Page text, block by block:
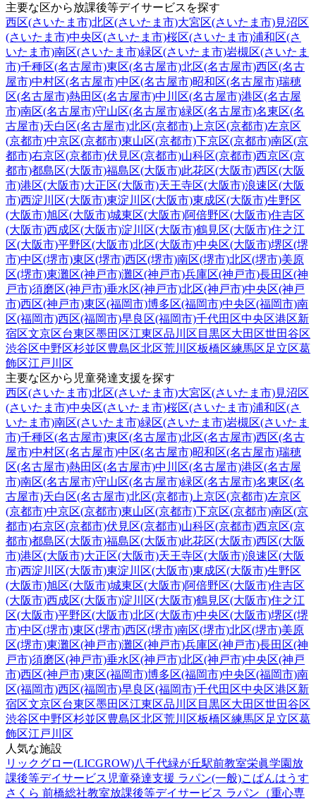
主要な区から放課後等デイサービスを探す
西区(さいたま市)北区(さいたま市)大宮区(さいたま市)見沼区
(さいたま市)中央区(さいたま市)桜区(さいたま市)浦和区(さ
いたま市)南区(さいたま市)緑区(さいたま市)岩槻区(さいたま
市)千種区(名古屋市)東区(名古屋市)北区(名古屋市)西区(名古
屋市)中村区(名古屋市)中区(名古屋市)昭和区(名古屋市)瑞穂
区(名古屋市)熱田区(名古屋市)中川区(名古屋市)港区(名古屋
市)南区(名古屋市)守山区(名古屋市)緑区(名古屋市)名東区(名
古屋市)天白区(名古屋市)北区(京都市) 上京区(京都市)左京区
(京都市)中京区(京都市)東山区(京都市)下京区(京都市)南区(京
都市)右京区(京都市)伏見区(京都市)山科区(京都市)西京区(京
都市)都島区(大阪市)福島区(大阪市)此花区(大阪市)西区(大阪
市)港区(大阪市)大正区(大阪市)天王寺区(大阪市)浪速区(大阪
市)西淀川区(大阪市)東淀川区(大阪市)東成区(大阪市)生野区
(大阪市)旭区(大阪市)城東区(大阪市)阿倍野区(大阪市)住吉区
(大阪市)西成区(大阪市)淀川区(大阪市)鶴見区(大阪市)住之江
区(大阪市)平野区(大阪市)北区(大阪市)中央区(大阪市)堺区(堺
市)中区(堺市)東区(堺市)西区(堺市)南区(堺市)北区(堺市)美原
区(堺市)東灘区(神戸市)灘区(神戸市)兵庫区(神戸市)長田区(神
戸市)須磨区(神戸市)垂水区(神戸市)北区(神戸市)中央区(神戸
市)西区(神戸市)東区(福岡市)博多区(福岡市)中央区(福岡市)南
区(福岡市)西区(福岡市)早良区(福岡市)千代田区中央区港区新
宿区文京区台東区墨田区江東区品川区 目黒区大田区世田谷区
渋谷区中野区杉並区豊島区北区荒川区板橋区練馬区足立区葛
飾区江戸川区
主要な区から児童発達支援を探す
西区(さいたま市)北区(さいたま市)大宮区(さいたま市)見沼区
(さいたま市)中央区(さいたま市)桜区(さいたま市)浦和区(さ
いたま市)南区(さいたま市)緑区(さいたま市)岩槻区(さいたま
市)千種区(名古屋市)東区(名古屋市)北区(名古屋市)西区(名古
屋市)中村区(名古屋市)中区(名古屋市)昭和区(名古屋市)瑞穂
区(名古屋市)熱田区(名古屋市)中川区(名古屋市)港区(名古屋
市)南区(名古屋市)守山区(名古屋市)緑区(名古屋市)名東区(名
古屋市)天白区(名古屋市)北区(京都市) 上京区(京都市)左京区
(京都市)中京区(京都市)東山区(京都市)下京区(京都市)南区(京
都市)右京区(京都市)伏見区(京都市)山科区(京都市)西京区(京
都市)都島区(大阪市)福島区(大阪市)此花区(大阪市)西区(大阪
市)港区(大阪市)大正区(大阪市)天王寺区(大阪市)浪速区(大阪
市)西淀川区(大阪市)東淀川区(大阪市)東成区(大阪市)生野区
(大阪市)旭区(大阪市)城東区(大阪市)阿倍野区(大阪市)住吉区
(大阪市)西成区(大阪市)淀川区(大阪市)鶴見区(大阪市)住之江
区(大阪市)平野区(大阪市)北区(大阪市)中央区(大阪市)堺区(堺
市)中区(堺市)東区(堺市)西区(堺市)南区(堺市)北区(堺市)美原
区(堺市)東灘区(神戸市)灘区(神戸市)兵庫区(神戸市)長田区(神
戸市)須磨区(神戸市)垂水区(神戸市)北区(神戸市)中央区(神戸
市)西区(神戸市)東区(福岡市)博多区(福岡市)中央区(福岡市)南
区(福岡市)西区(福岡市)早良区(福岡市)千代田区中央区港区新
宿区文京区台東区墨田区江東区品川区 目黒区大田区世田谷区
渋谷区中野区杉並区豊島区北区荒川区板橋区練馬区足立区葛
飾区江戸川区
人気な施設
リックグロー(LICGROW)八千代緑が丘駅前教室栄眞学園放
課後等デイサービス 児童発達支援 ラパン(一般)こぱんはうす
さくら 前橋総社教室放課後等デイサービス ラパン（重心専